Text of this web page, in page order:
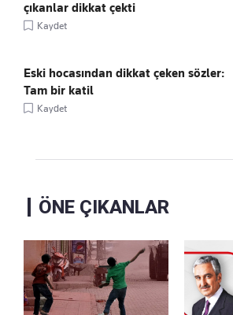
çıkanlar dikkat çekti
Kaydet
Eski hocasından dikkat çeken sözler:
Tam bir katil
Kaydet
ÖNE ÇIKANLAR